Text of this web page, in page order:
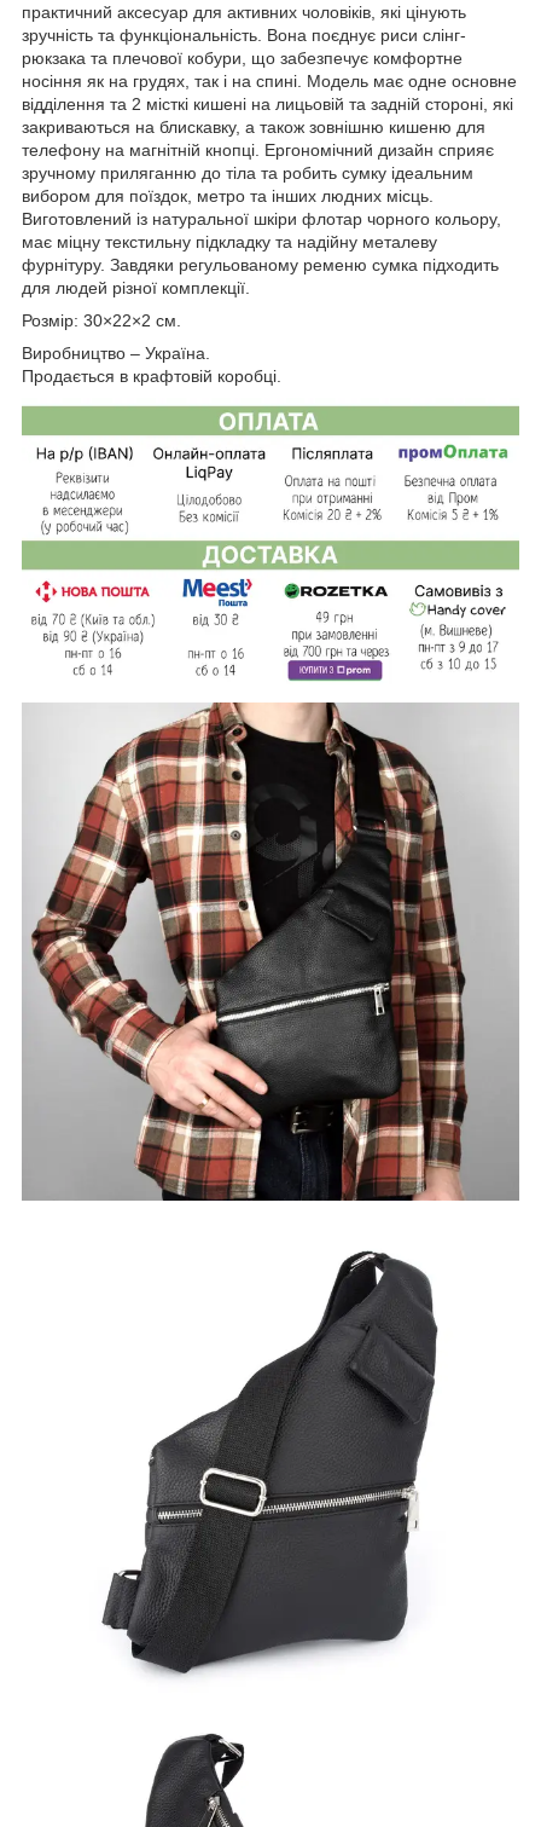
практичний аксесуар для активних чоловіків, які цінують
зручність та функціональність. Вона поєднує риси слінг-
рюкзака та плечової кобури, що забезпечує комфортне
носіння як на грудях, так і на спині. Модель має одне основне
відділення та 2 місткі кишені на лицьовій та задній стороні, які
закриваються на блискавку, а також зовнішню кишеню для
телефону на магнітній кнопці. Ергономічний дизайн сприяє
зручному приляганню до тіла та робить сумку ідеальним
вибором для поїздок, метро та інших людних місць.
Виготовлений із натуральної шкіри флотар чорного кольору,
має міцну текстильну підкладку та надійну металеву
фурнітуру. Завдяки регульованому ременю сумка підходить
для людей різної комплекції.
Розмір: 30×22×2 см.
Виробництво – Україна.
Продається в крафтовій коробці.